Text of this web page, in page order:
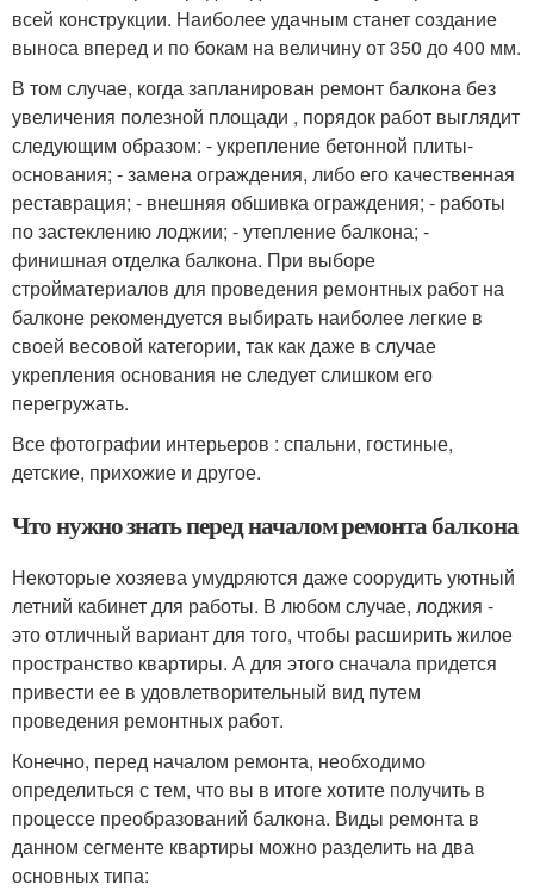
всей конструкции. Наиболее удачным станет создание
выноса вперед и по бокам на величину от 350 до 400 мм.
В том случае, когда запланирован ремонт балкона без
увеличения полезной площади , порядок работ выглядит
следующим образом: - укрепление бетонной плиты-
основания; - замена ограждения, либо его качественная
реставрация; - внешняя обшивка ограждения; - работы
по застеклению лоджии; - утепление балкона; -
финишная отделка балкона. При выборе
стройматериалов для проведения ремонтных работ на
балконе рекомендуется выбирать наиболее легкие в
своей весовой категории, так как даже в случае
укрепления основания не следует слишком его
перегружать.
Все фотографии интерьеров : спальни, гостиные,
детские, прихожие и другое.
Что нужно знать перед началом ремонта балкона
Некоторые хозяева умудряются даже соорудить уютный
летний кабинет для работы. В любом случае, лоджия -
это отличный вариант для того, чтобы расширить жилое
пространство квартиры. А для этого сначала придется
привести ее в удовлетворительный вид путем
проведения ремонтных работ.
Конечно, перед началом ремонта, необходимо
определиться с тем, что вы в итоге хотите получить в
процессе преобразований балкона. Виды ремонта в
данном сегменте квартиры можно разделить на два
основных типа: